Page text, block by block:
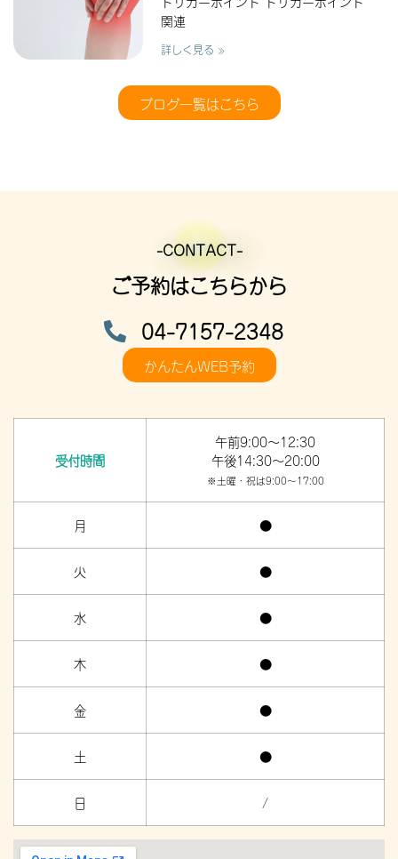
関連
詳しく見る »
ブログ一覧はこちら
-CONTACT-
ご予約はこちらから
04-7157-2348
かんたんWEB予約
受付時間
午前9:00～12:30
午後14:30～20:00
※土曜・祝は9:00～17:00
月 ●
火 ●
水 ●
木 ●
金 ●
土 ●
日 /